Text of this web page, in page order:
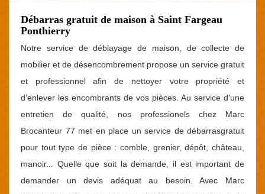
Débarras gratuit de maison à Saint Fargeau
Ponthierry
Notre service de déblayage de maison, de collecte de
mobilier et de désencombrement propose un service gratuit
et professionnel afin de nettoyer votre propriété et
d’enlever les encombrants de vos pièces. Au service d'une
entretien de qualité, nos professionels chez Marc
Brocanteur 77 met en place un service de débarrasgratuit
pour tout type de pièce : comble, grenier, dépôt, château,
manoir... Quelle que soit la demande, il est important de
demander un devis adéquat au besoin. Avec Marc